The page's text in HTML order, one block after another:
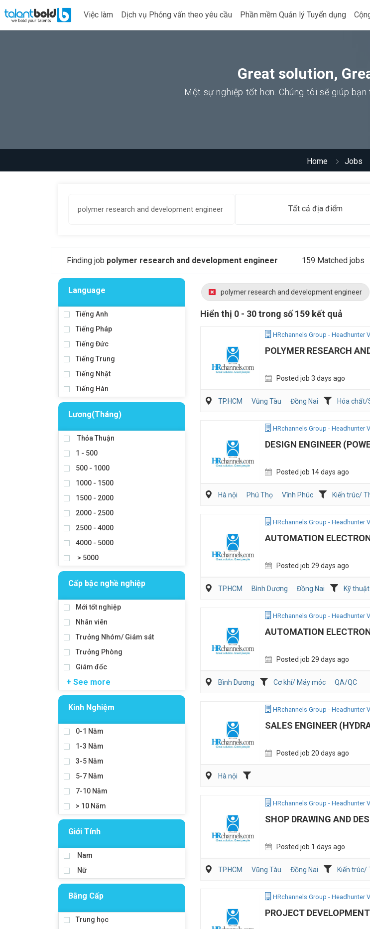
Việc làm Dịch vụ Phỏng vấn theo yêu cầu Phần mềm Quản lý Tuyển dụng
Great solution,
Một sự nghiệp tốt hơn. Chúng tôi sẽ giúp
Home Jobs
Tất cả địa điểm
Finding job polymer research and development engineer 159 Matched jobs
Language
Tiếng Anh
Tiếng Pháp
Tiếng Đức
Tiếng Trung
Tiếng Nhật
Tiếng Hàn
Lương(Tháng)
Thỏa Thuận
1 - 500
500 - 1000
1000 - 1500
1500 - 2000
2000 - 2500
2500 - 4000
4000 - 5000
> 5000
Cấp bậc nghề nghiệp
Mới tốt nghiệp
Nhân viên
Trưởng Nhóm/ Giám sát
Trưởng Phòng
Giám đốc
+ See more
Kinh Nghiệm
0-1 Năm
1-3 Năm
3-5 Năm
5-7 Năm
7-10 Năm
> 10 Năm
Giới Tính
Nam
Nữ
Bằng Cấp
Trung học
polymer research and development engineer
Hiển thị 0 - 30 trong số 159 kết quả
HRchannels Group - Headhunter
POLYMER RESEARCH
Posted job 3 days ago
TP.HCM Vũng Tàu Đồng Nai Hóa chất/
HRchannels Group - Headhunter
DESIGN ENGINEER
Posted job 14 days ago
Hà nội Phú Thọ Vĩnh Phúc Kiến trúc/
HRchannels Group - Headhunter
AUTOMATION
Posted job 29 days ago
TP.HCM Bình Dương Đồng Nai Kỹ
HRchannels Group - Headhunter
AUTOMATION
Posted job 29 days ago
Bình Dương Cơ khí/ Máy móc QA/QC
HRchannels Group - Headhunter
SALES ENGINEER
Posted job 20 days ago
Hà nội
HRchannels Group - Headhunter
SHOP DRAWING AND
Posted job 1 days ago
TP.HCM Vũng Tàu Đồng Nai Kiến trúc/
HRchannels Group - Headhunter
PROJECT